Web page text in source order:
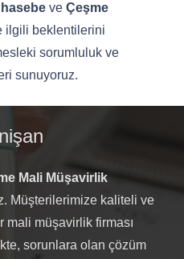
ve Çeşme
ilgili beklentilerini
sorumluluk ve
sunuyoruz.
Mali Müşavirlik
Müşterilerimize kaliteli ve
müşavirlik firması
sorunlara olan çözüm